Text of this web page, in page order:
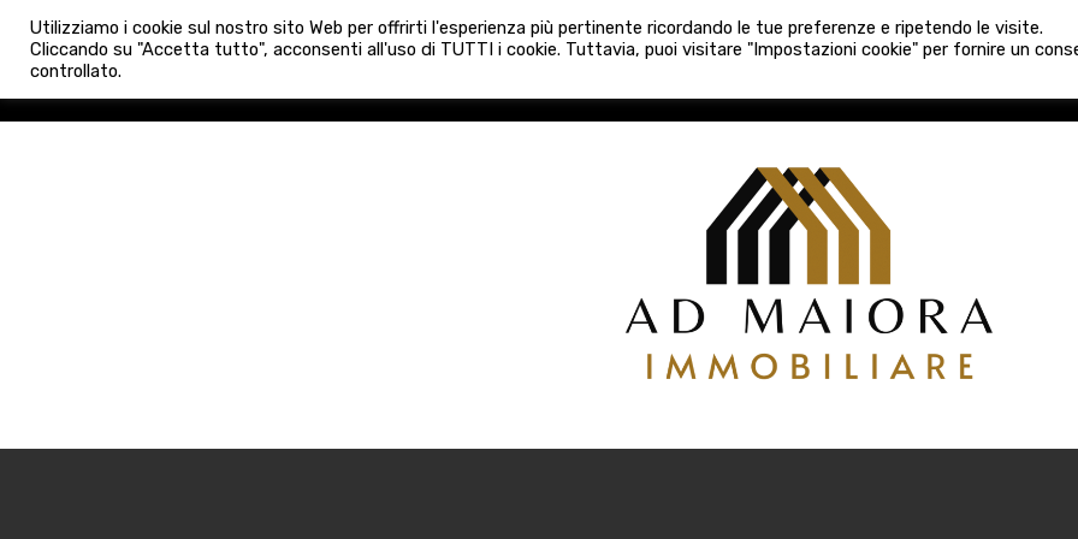
HOME AGENZIA NUOVE COSTRUZIONI VENDITA LOCAZIONI ATTIVITÀ
info@admaioraimmobiliare.it 080 3759025
Utilizziamo i cookie sul nostro sito Web per offrirti l'esperienza più pertinente ricordando le tue preferenze e ripetendo le visite.
Cliccando su "Accetta tutto", acconsenti all'uso di TUTTI i cookie. Tuttavia, puoi visitare "Impostazioni cookie" per fornire un
controllato.